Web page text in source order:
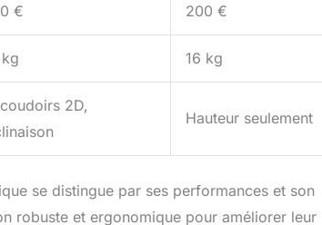
€ 200 €
16 kg
2D,
Hauteur seulement
se distingue par ses performances et son
robuste et ergonomique pour améliorer leur